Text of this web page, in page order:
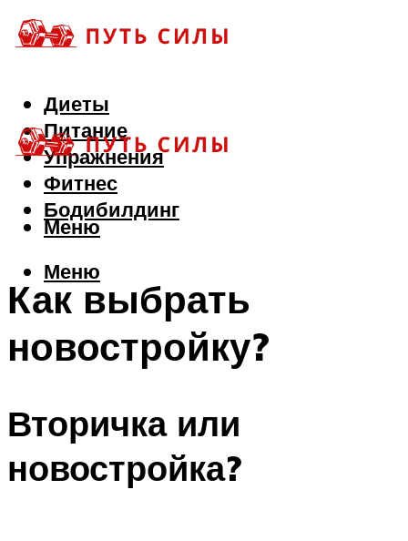
Диеты
Питание
Упражнения
Фитнес
Бодибилдинг
Меню
Меню
Как выбрать
новостройку?
Вторичка или
новостройка?